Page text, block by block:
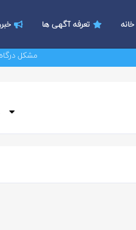
خانه تعرفه آگهی ها
مشکل درگاه